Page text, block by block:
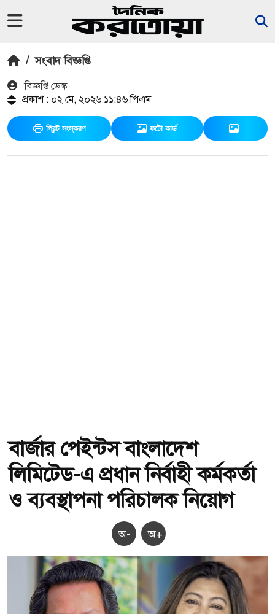
/ সংবাদ বিজ্ঞপ্তি
বিজ্ঞপ্তি ডেস্ক
প্রকাশ : ০২ মে, ২০২৬ ১১:৪৬ পিএম
প্রিন্ট সংস্করণ ফটো কার্ড
বার্জার পেইন্টস বাংলাদেশ
লিমিটেড-এ প্রধান নির্বাহী কর্মকর্তা
ও ব্যবস্থাপনা পরিচালক নিয়োগ
অ- অ+